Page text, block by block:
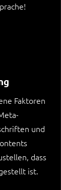
Faktoren
und
dass
ist.